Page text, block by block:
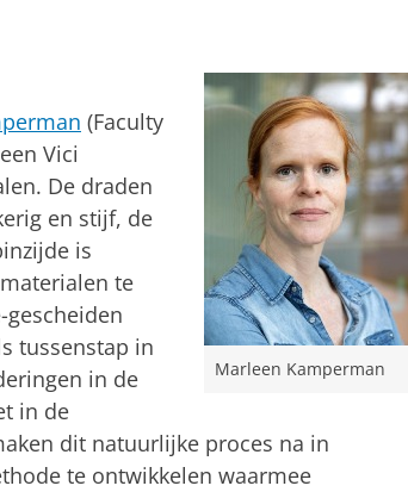
Marleen Kamperman
(Faculty
Vici
De draden
en stijf, de
is
te
tussenstap in
in de
in de
dit natuurlijke proces na in
te ontwikkelen waarmee